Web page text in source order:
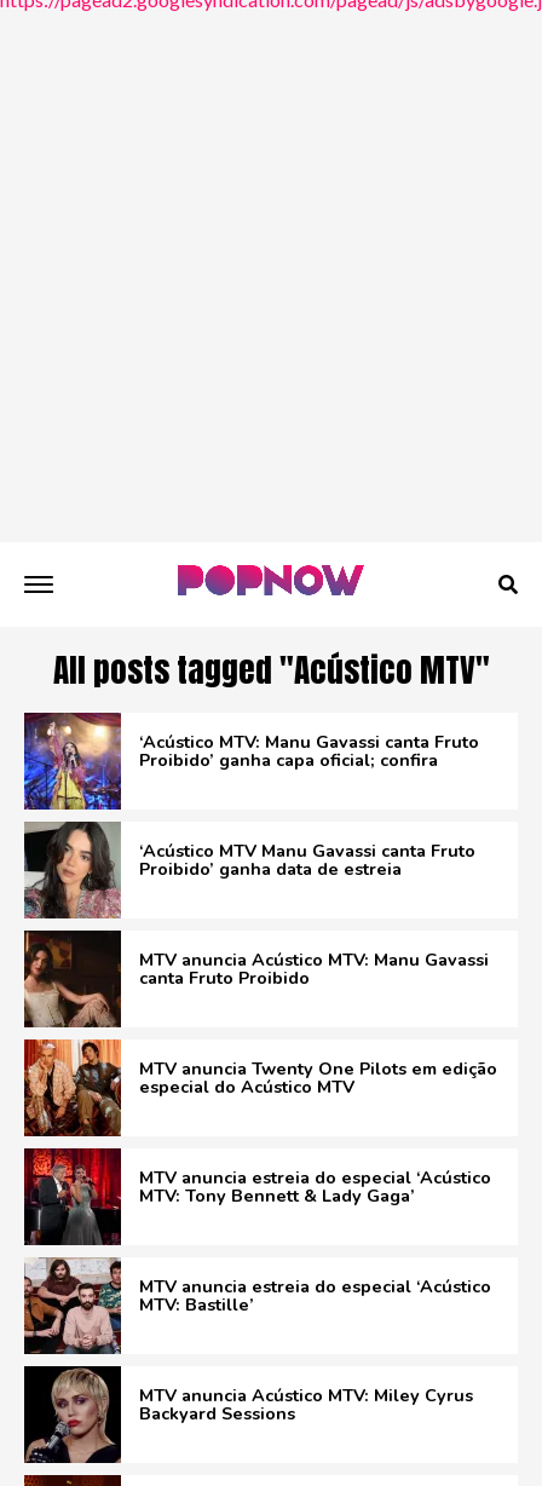
All posts tagged "Acústico MTV"
‘Acústico MTV: Manu Gavassi canta Fruto
Proibido’ ganha capa oficial; confira
‘Acústico MTV Manu Gavassi canta Fruto
Proibido’ ganha data de estreia
MTV anuncia Acústico MTV: Manu Gavassi
canta Fruto Proibido
MTV anuncia Twenty One Pilots em edição
especial do Acústico MTV
MTV anuncia estreia do especial ‘Acústico
MTV: Tony Bennett & Lady Gaga’
MTV anuncia estreia do especial ‘Acústico
MTV: Bastille’
MTV anuncia Acústico MTV: Miley Cyrus
Backyard Sessions